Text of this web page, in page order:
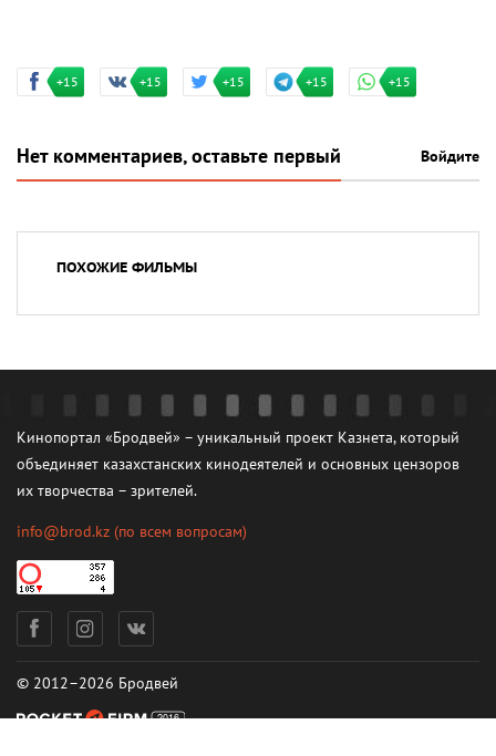
+15 +15 +15 +15 +15
Нет комментариев, оставьте первый Войдите
ПОХОЖИЕ ФИЛЬМЫ
Кинопортал «Бродвей» – уникальный проект Казнета, который
объединяет казахстанских кинодеятелей и основных цензоров
их творчества – зрителей.
info@brod.kz (по всем вопросам)
© 2012–2026 Бродвей